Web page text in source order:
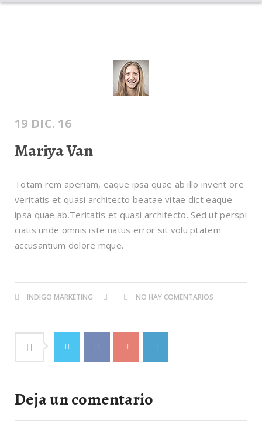
INICIO DESAGOTES DESTAPA CAÑERÍAS
19 DIC. 16
Mariya Van
Totam rem aperiam, eaque ipsa quae ab illo invent ore
veritatis et quasi architecto beatae vitae dict eaque
ipsa quae ab.Teritatis et quasi architecto. Sed ut perspi
ciatis unde omnis iste natus error sit volu ptatem
accusantium dolore mque.
INDIGO MARKETING NO HAY COMENTARIOS
Deja un comentario